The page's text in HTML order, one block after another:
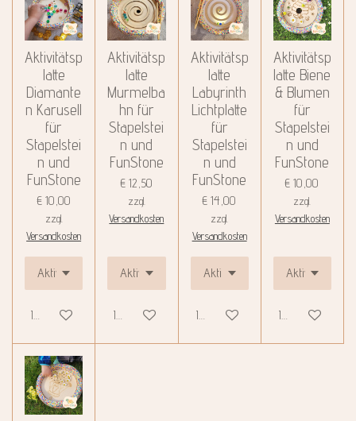
Aktivitätsp
latte
Diamante
n Karusell
für
Stapelstei
n und
FunStone
€ 10,00
zzgl.
Versandkosten
In den Warenkorb
Aktivitätsp
latte
Murmelba
hn für
Stapelstei
n und
FunStone
€ 12,50
zzgl.
Versandkosten
In den Warenkorb
Aktivitätsp
latte
Labyrinth
Lichtplatte
für
Stapelstei
n und
FunStone
€ 14,00
zzgl.
Versandkosten
In den Warenkorb
Aktivitätsp
latte Biene
& Blumen
für
Stapelstei
n und
FunStone
€ 10,00
zzgl.
Versandkosten
In den